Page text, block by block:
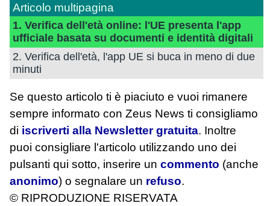
Articolo multipagina
1. Verifica dell'età online: l'UE presenta l'app
ufficiale basata su documenti e identità digitali
2. Verifica dell'età, l'app UE si buca in meno di due
minuti
Se questo articolo ti è piaciuto e vuoi rimanere
sempre informato con Zeus News ti consigliamo
di iscriverti alla Newsletter gratuita. Inoltre
puoi consigliare l'articolo utilizzando uno dei
pulsanti qui sotto, inserire un commento (anche
anonimo) o segnalare un refuso.
© RIPRODUZIONE RISERVATA